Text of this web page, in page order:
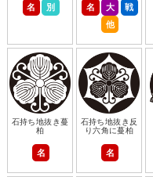
名 別 名 大
戦
他
石持ち地抜き蔓
柏
名
石持ち地抜き反
り六角に蔓柏
名